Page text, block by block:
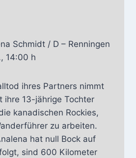
Schmidt / D – Renningen
14:00 h
ihres Partners nimmt
ihre 13-jährige Tochter
kanadischen Rockies,
zu arbeiten.
hat null Bock auf
sind 600 Kilometer